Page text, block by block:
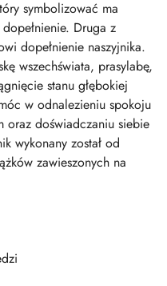
symbolizować ma
Druga z
dopełnienie naszyjnika.
wszechświata, prasylabę,
stanu głębokiej
w odnalezieniu spokoju
oraz doświadczaniu siebie
wykonany został od
zawieszonych na